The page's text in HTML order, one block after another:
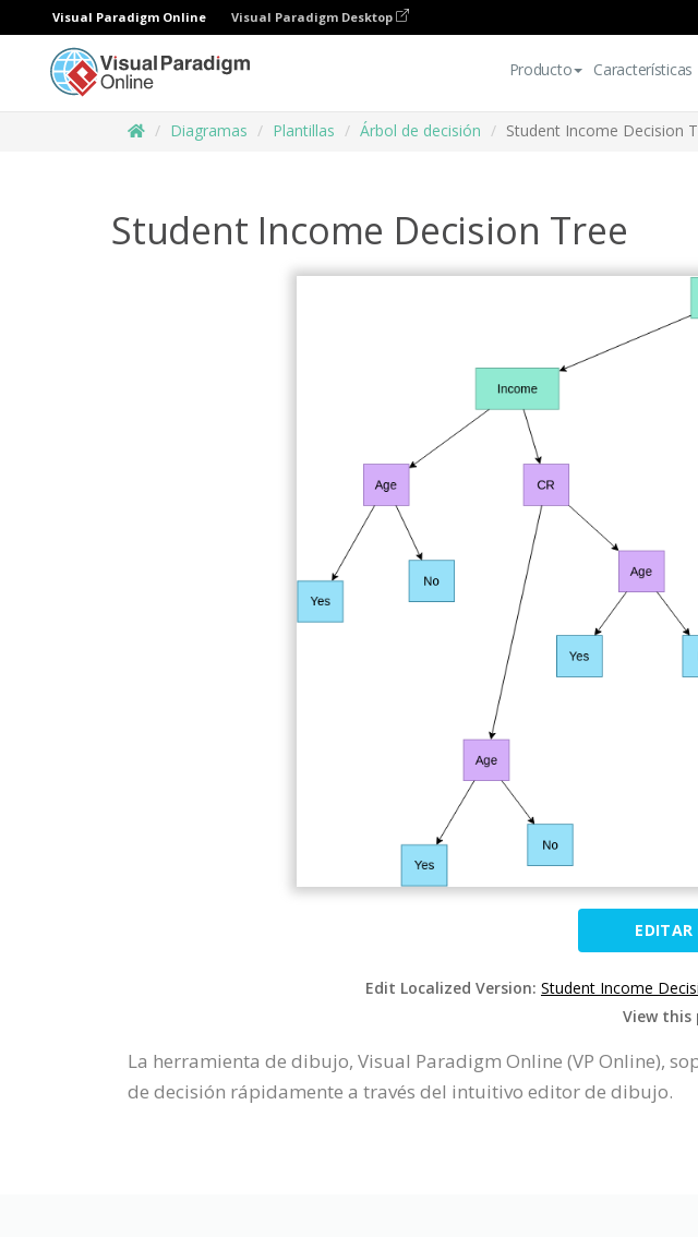
Visual Paradigm Online Visual Paradigm Desktop
Producto Características
Diagramas Plantillas Árbol de decisión Student Income Decision
Student Income Decision Tree
Edit Localized Version: Student Income
View this
La herramienta de dibujo, Visual Paradigm Online (VP Online),
de decisión rápidamente a través del intuitivo editor de dibujo.